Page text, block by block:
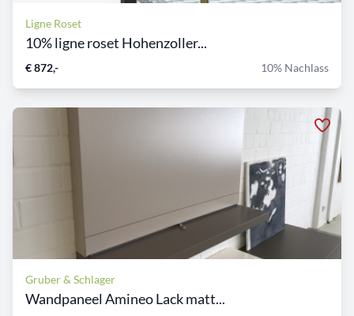
Ligne Roset
10% ligne roset Hohenzoller...
€ 872,- 10% Nachlass
Gruber & Schlager
Wandpaneel Amineo Lack matt...